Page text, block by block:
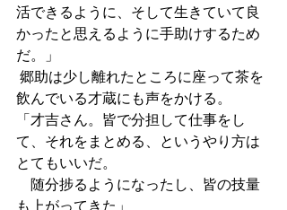
活できるように、そして生きていて良
かったと思えるように手助けするため
だ。」
飲んでいる才蔵にも声をかける。
「才吉さん。皆で分担して仕事をし
て、それをまとめる、というやり方は
とてもいいだ。
随分捗るようになったし、皆の技量
も上がってきた」